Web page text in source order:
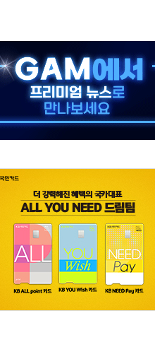
사
10번째·42일 만 도발
마약카르텔이 습득해 전투 활용
노동자 숨져